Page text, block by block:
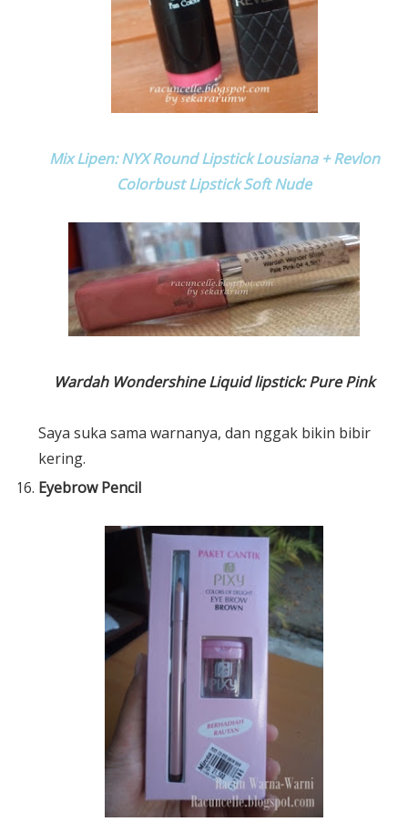
Mix Lipen: NYX Round Lipstick Lousiana + Revlon
Colorbust Lipstick Soft Nude
Wardah Wondershine Liquid lipstick: Pure Pink
Saya suka sama warnanya, dan nggak bikin bibir
kering.
Eyebrow Pencil